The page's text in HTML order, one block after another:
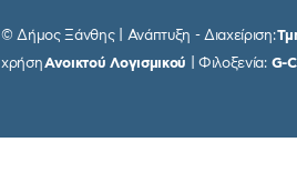
© Δήμος Ξάνθης | Ανάπτυξη - Διαχείριση:
χρήσηΑνοικτού Λογισμικού | Φιλοξενία: G-